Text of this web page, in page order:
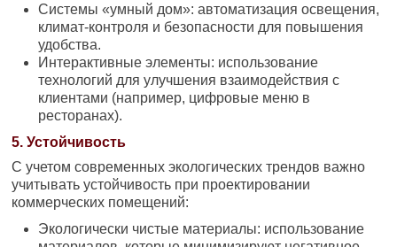
Системы «умный дом»: автоматизация освещения,
климат-контроля и безопасности для повышения
удобства.
Интерактивные элементы: использование
технологий для улучшения взаимодействия с
клиентами (например, цифровые меню в
ресторанах).
5. Устойчивость
С учетом современных экологических трендов важно
учитывать устойчивость при проектировании
коммерческих помещений:
Экологически чистые материалы: использование